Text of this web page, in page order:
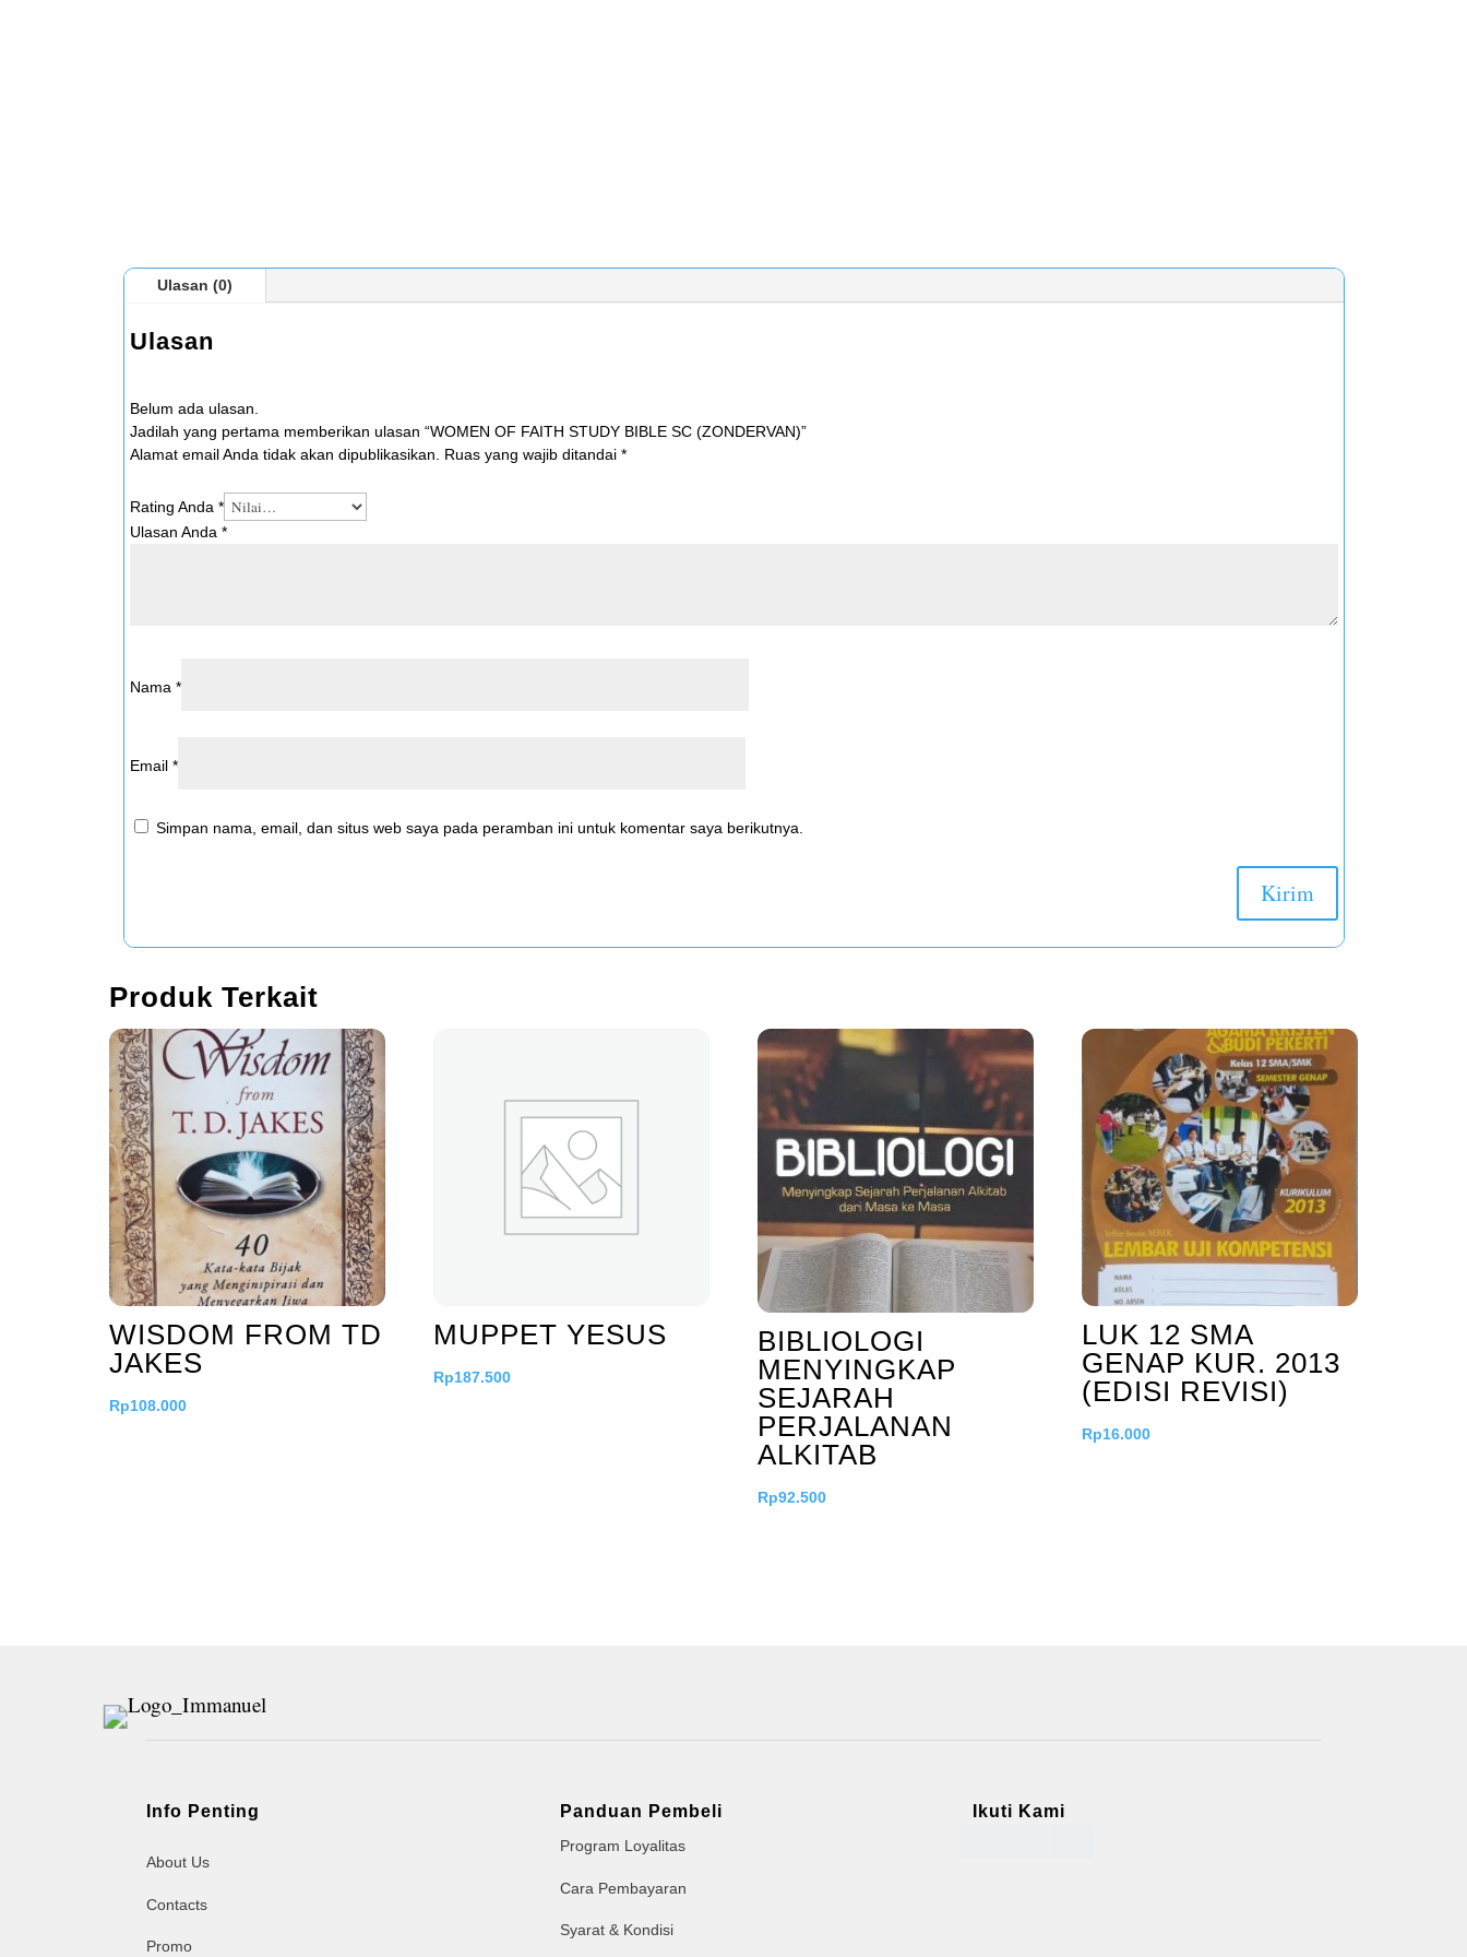
Ulasan (0)
Ulasan
Belum ada ulasan.
Jadilah yang pertama memberikan ulasan “WOMEN OF FAITH STUDY BIBLE SC (ZONDERVAN)”
Alamat email Anda tidak akan dipublikasikan. Ruas yang wajib ditandai *
Rating Anda *
Ulasan Anda *
Nama *
Email *
Simpan nama, email, dan situs web saya pada peramban ini untuk komentar saya berikutnya.
Produk Terkait
WISDOM FROM TD
JAKES
Rp108.000
MUPPET YESUS
Rp187.500
BIBLIOLOGI
MENYINGKAP
SEJARAH
PERJALANAN
ALKITAB
Rp92.500
LUK 12 SMA
GENAP KUR. 2013
(EDISI REVISI)
Rp16.000
Info Penting
About Us
Contacts
Promo
Panduan Pembeli
Program Loyalitas
Cara Pembayaran
Syarat & Kondisi
Ikuti Kami